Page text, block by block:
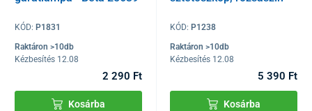
KÓD: P1831
Raktáron >10db
Kézbesítés 12.08
2 290 Ft
Kosárba
KÓD: P1238
Raktáron >10db
Kézbesítés 12.08
5 390 Ft
Kosárba